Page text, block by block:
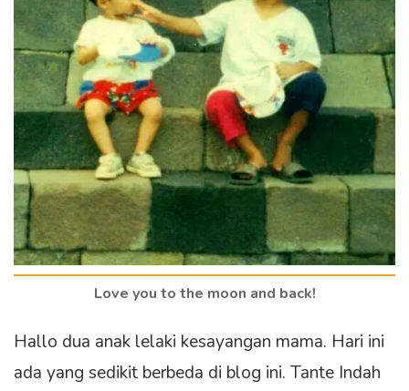
Love you to the moon and back!
Hallo dua anak lelaki kesayangan mama. Hari ini
ada yang sedikit berbeda di blog ini. Tante Indah